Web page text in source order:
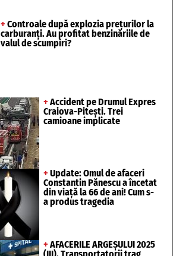
+ Controale după explozia prețurilor la
carburanți. Au profitat benzinăriile de
valul de scumpiri?
+ Accident pe Drumul Expres
Craiova-Pitești. Trei
camioane implicate
+ Update: Omul de afaceri
Constantin Pănescu a încetat
din viață la 66 de ani! Cum s-
a produs tragedia
+ AFACERILE ARGEȘULUI 2025